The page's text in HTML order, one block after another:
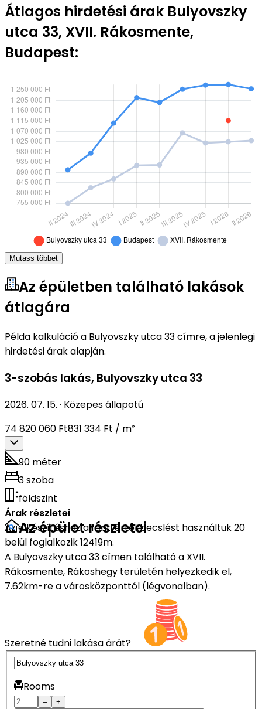
Átlagos hirdetési árak Bulyovszky
utca 33, XVII. Rákosmente,
Budapest:
Mutass többet
Az épületben található lakások
átlagára
Példa kalkuláció a Bulyovszky utca 33 címre, a jelenlegi
hirdetési árak alapján.
3-szobás lakás, Bulyovszky utca 33
2026. 07. 15. · Közepes állapotú
74 820 060 Ft831 334 Ft / m²
90 méter
3 szoba
földszint
Árak részletei
Az elkészítéshez a fenti értékbecslést használtuk 20
belül foglalkozik 12419m.
Az épület részletei
A Bulyovszky utca 33 címen található a XVII.
Rákosmente, Rákoshegy területén helyezkedik el,
7.62km-re a városközponttól (légvonalban).
Szeretné tudni lakása árát?
Rooms
– +